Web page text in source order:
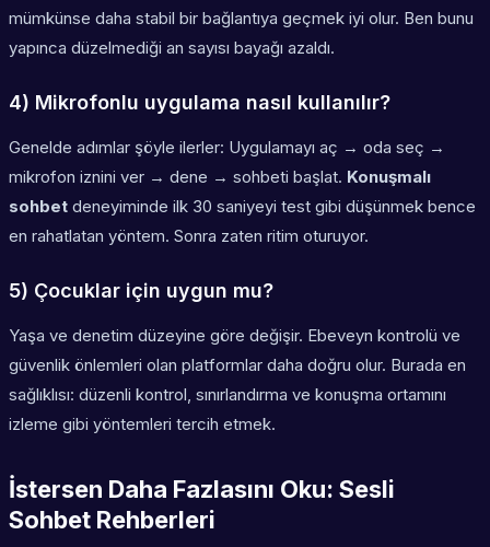
mümkünse daha stabil bir bağlantıya geçmek iyi olur. Ben bunu
yapınca düzelmediği an sayısı bayağı azaldı.
4) Mikrofonlu uygulama nasıl kullanılır?
Genelde adımlar şöyle ilerler: Uygulamayı aç → oda seç →
mikrofon iznini ver → dene → sohbeti başlat. Konuşmalı
sohbet deneyiminde ilk 30 saniyeyi test gibi düşünmek bence
en rahatlatan yöntem. Sonra zaten ritim oturuyor.
5) Çocuklar için uygun mu?
Yaşa ve denetim düzeyine göre değişir. Ebeveyn kontrolü ve
güvenlik önlemleri olan platformlar daha doğru olur. Burada en
sağlıklısı: düzenli kontrol, sınırlandırma ve konuşma ortamını
izleme gibi yöntemleri tercih etmek.
İstersen Daha Fazlasını Oku: Sesli
Sohbet Rehberleri